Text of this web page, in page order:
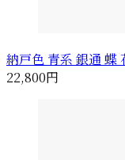
納戸色 青系 銀通 蝶
22,800円